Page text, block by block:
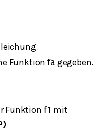
Funktion fa gegeben.
Funktion f1 mit